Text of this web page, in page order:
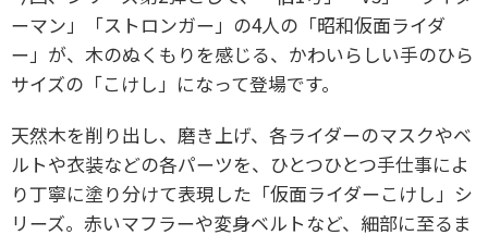
ーマン」「ストロンガー」の4人の「昭和仮面ライダ
ー」が、木のぬくもりを感じる、かわいらしい手のひら
サイズの「こけし」になって登場です。
天然木を削り出し、磨き上げ、各ライダーのマスクやベ
ルトや衣装などの各パーツを、ひとつひとつ手仕事によ
り丁寧に塗り分けて表現した「仮面ライダーこけし」シ
リーズ。赤いマフラーや変身ベルトなど、細部に至るま